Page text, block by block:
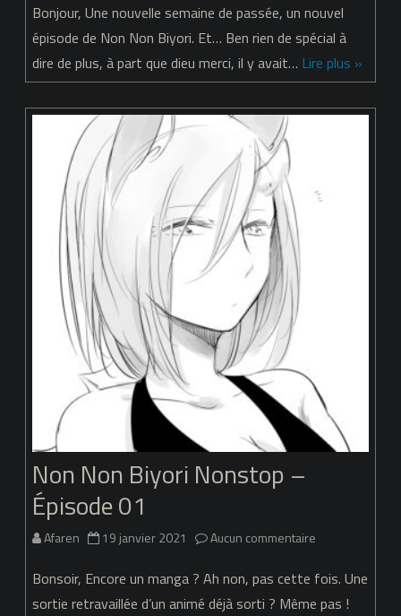
Non
Biyori
Bonjour, Une nouvelle semaine de passée, un nouvel
épisode de Non Non Biyori. Et… Ben rien de spécial à
dire de plus, à part que dieu merci, il y avait… Lire plus »
Non Non Biyori Nonstop –
Épisode 01
Afaren 19 janvier 2021 Aucun commentaire
Non
Bonsoir, Encore un manga ? Ah non, pas cette fois. Une
sortie retravaillée d’un animé déjà sorti ? Même pas !